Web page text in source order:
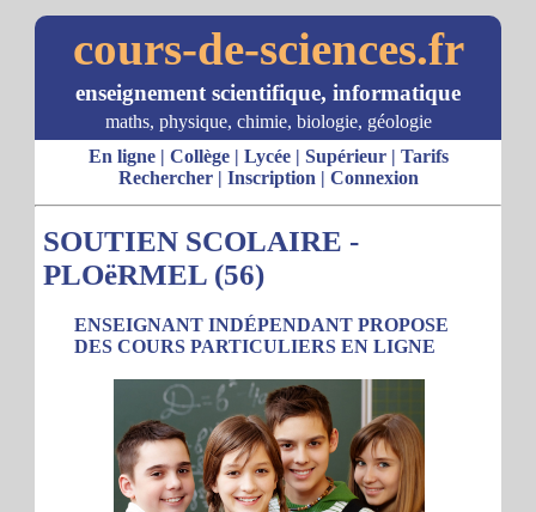
cours-de-sciences.fr
enseignement scientifique, informatique
maths, physique, chimie, biologie, géologie
En ligne| Collège| Lycée| Supérieur| Tarifs
Rechercher| Inscription | Connexion
SOUTIEN SCOLAIRE -
PLOëRMEL (56)
ENSEIGNANT INDÉPENDANT PROPOSE
DES COURS PARTICULIERS EN LIGNE